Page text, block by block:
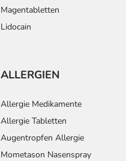
Magentabletten
Lidocain
ALLERGIEN
Allergie Medikamente
Allergie Tabletten
Augentropfen Allergie
Mometason Nasenspray